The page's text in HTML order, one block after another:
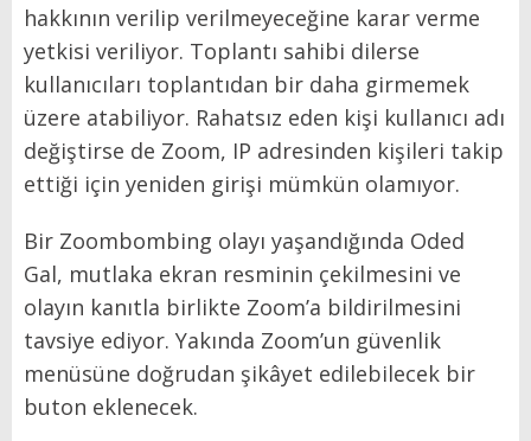
hakkının verilip verilmeyeceğine karar verme
yetkisi veriliyor. Toplantı sahibi dilerse
kullanıcıları toplantıdan bir daha girmemek
üzere atabiliyor. Rahatsız eden kişi kullanıcı adı
değiştirse de Zoom, IP adresinden kişileri takip
ettiği için yeniden girişi mümkün olamıyor.
Bir Zoombombing olayı yaşandığında Oded
Gal, mutlaka ekran resminin çekilmesini ve
olayın kanıtla birlikte Zoom’a bildirilmesini
tavsiye ediyor. Yakında Zoom’un güvenlik
menüsüne doğrudan şikâyet edilebilecek bir
buton eklenecek.